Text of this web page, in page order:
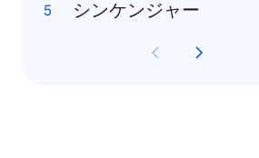
シンケンジャー